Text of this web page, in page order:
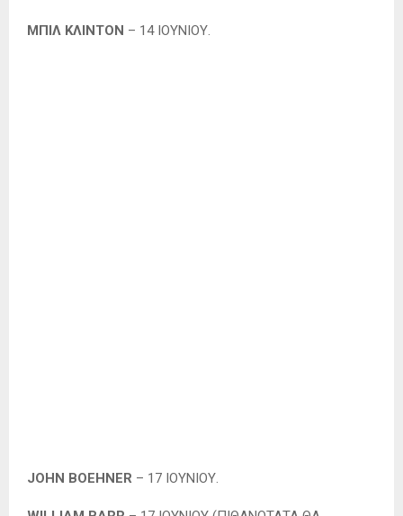
ΜΠΙΛ ΚΛΙΝΤΟΝ – 14 ΙΟΥΝΙΟΥ.
JOHN BOEHNER – 17 ΙΟΥΝΙΟΥ.